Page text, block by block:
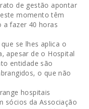
de gestão apontar
momento têm
a fazer 40 horas
se lhes aplica o
apesar de o Hospital
entidade são
o que não
hospitais
sócios da Associação